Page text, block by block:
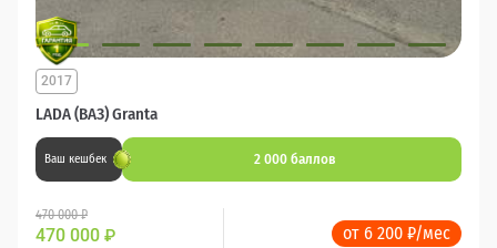
LADA (ВАЗ) Granta
2017
Ваш кешбек 2 000 баллов
470 000 ₽
470 000 ₽ от 6 200 ₽/мес